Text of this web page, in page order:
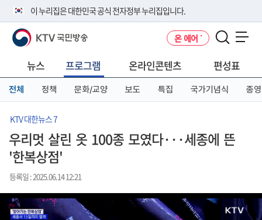
이 누리집은 대한민국 공식 전자정부 누리집입니다.
공식 누리집 주소 확인하기
니다.
이밖에 or.kr 또는 .kr등 다른 도메인 주소를 사용하고 있다면 아래 URL에
서 도메인 주소를 확인해 보세요
KTV 국민방송 온 에어
뉴스 프로그램 온라인콘텐츠 편성표
전체 정책 문화/교양 보도 특집 국가기념식 종영
KTV 대한뉴스 7
우리멋 살린 옷 100종 모였다···세종에 뜬
'한복상점'
등록일 : 2025.06.14 12:21